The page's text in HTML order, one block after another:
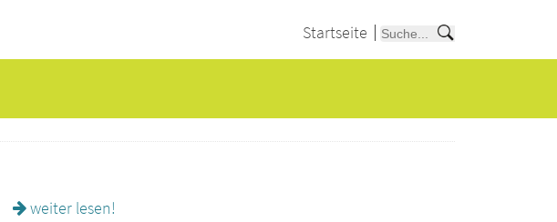
Startseite
weiter lesen!